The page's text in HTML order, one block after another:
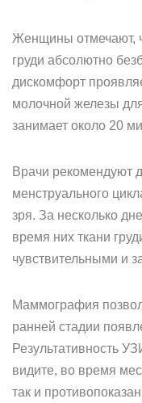
Женщины отмечают,
груди абсолютно
дискомфорт
молочной железы
занимает около 20
Врачи рекомендуют
менструального
зря. За несколько
время них ткани
чувствительными и
Маммография
ранней стадии
Результативность
видите, во время
так и